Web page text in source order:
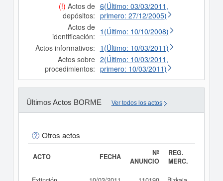
(!) Actos de
depósitos:
6(Último: 03/03/2011,
primero: 27/12/2005)
Actos de
identificación: 1(Último: 10/10/2008)
Actos informativos: 1(Último: 10/03/2011)
Actos sobre
procedimientos:
2(Último: 10/03/2011,
primero: 10/03/2011)
Últimos Actos BORME Ver todos los actos
Otros actos
ACTO FECHA
Nº
ANUNCIO
REG.
MERC.